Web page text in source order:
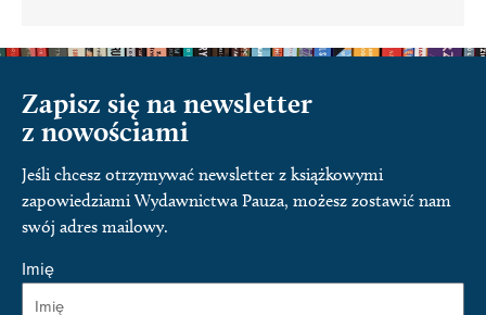
Zapisz się na newsletter
z nowościami
Jeśli chcesz otrzymywać newsletter z książkowymi
zapowiedziami Wydawnictwa Pauza, możesz zostawić nam
swój adres mailowy.
Imię